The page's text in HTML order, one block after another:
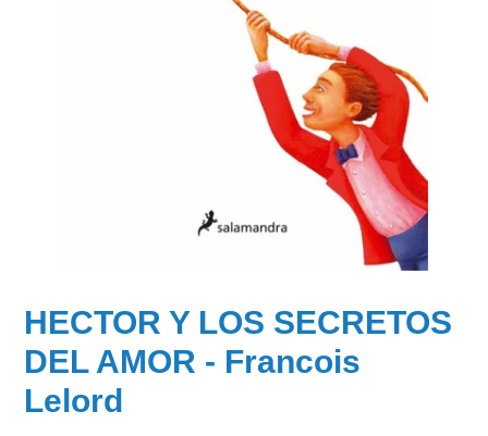
HECTOR Y LOS SECRETOS
DEL AMOR - Francois
Lelord